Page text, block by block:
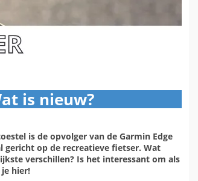
is nieuw?
is de opvolger van de Garmin Edge
op de recreatieve fietser. Wat
verschillen? Is het interessant om als
je hier!